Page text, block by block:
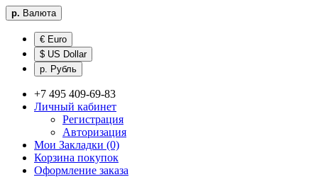
р. Валюта
€ Euro
$ US Dollar
р. Рубль
+7 495 409-69-83
Личный кабинет
Регистрация
Авторизация
Мои Закладки (0)
Корзина покупок
Оформление заказа